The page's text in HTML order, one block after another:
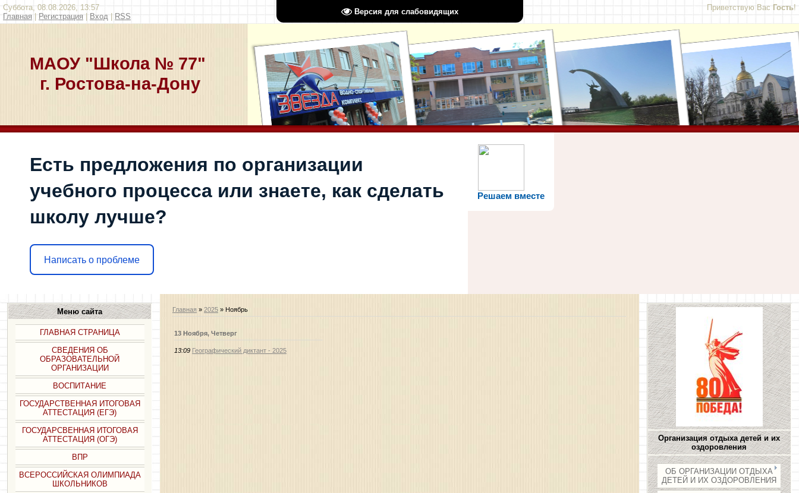
Версия для слабовидящих Приветствую Вас Гость!
Суббота, 08.08.2026, 13:57
Главная
Регистрация Вход RSS
МАОУ "Школа № 77"
г. Ростова-на-Дону
Решаем вместе
Есть предложения по организации
учебного процесса или знаете, как сделать
школу лучше?
Написать о проблеме
Меню сайта
ГЛАВНАЯ СТРАНИЦА
СВЕДЕНИЯ ОБ
ОБРАЗОВАТЕЛЬНОЙ
ОРГАНИЗАЦИИ
ВОСПИТАНИЕ
ГОСУДАРСТВЕННАЯ ИТОГОВАЯ
АТТЕСТАЦИЯ (ЕГЭ)
ГОСУДАРСВЕННАЯ ИТОГОВАЯ
АТТЕСТАЦИЯ (ОГЭ)
ВПР
ВСЕРОССИЙСКАЯ ОЛИМПИАДА
ШКОЛЬНИКОВ
Организация отдыха детей и их
оздоровления
ОБ ОРГАНИЗАЦИИ ОТДЫХА
ДЕТЕЙ И ИХ ОЗДОРОВЛЕНИЯ
Главная »2025 » Ноябрь
13 Ноября, Четверг
13:09 Географический диктант - 2025